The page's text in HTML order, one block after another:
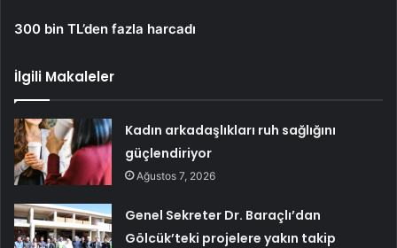
300 bin TL’den fazla harcadı
İlgili Makaleler
Kadın arkadaşlıkları ruh sağlığını
güçlendiriyor
Ağustos 7, 2026
Genel Sekreter Dr. Baraçlı’dan
Gölcük’teki projelere yakın takip